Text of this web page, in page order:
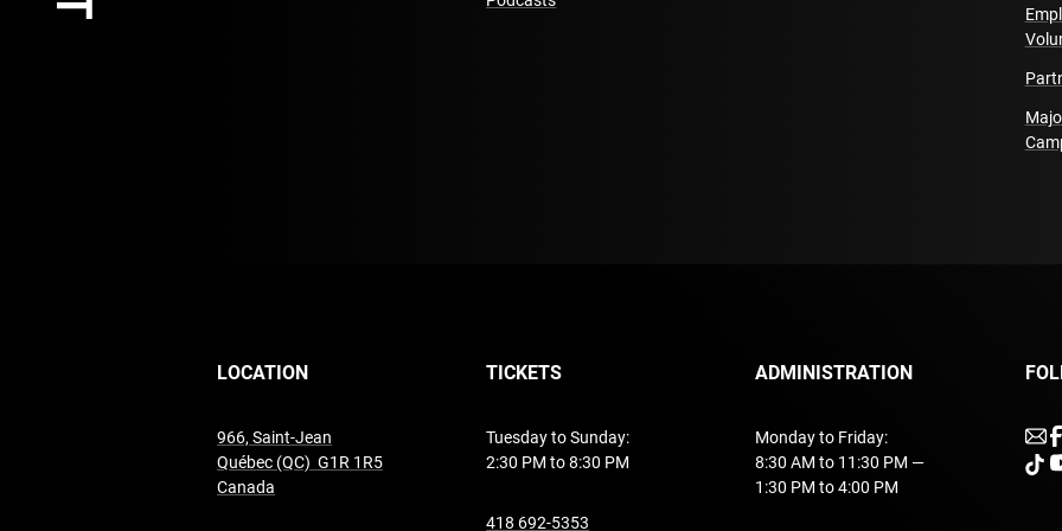
DRAC and Région
Manufacture
LOCATION
966, Saint-Jean
Québec (QC) G1R 1R5
Canada
TICKETS
Tuesday to Sunday:
2:30 PM to 8:30 PM
418 692-5353
ADMINISTRATION
Monday to Friday:
8:30 AM to 11:30 PM —
1:30 PM to 4:00 PM